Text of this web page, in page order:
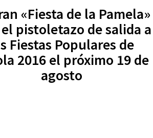
«Fiesta de la Pamela»
pistoletazo de salida a
Fiestas Populares de
2016 el próximo 19 de
agosto